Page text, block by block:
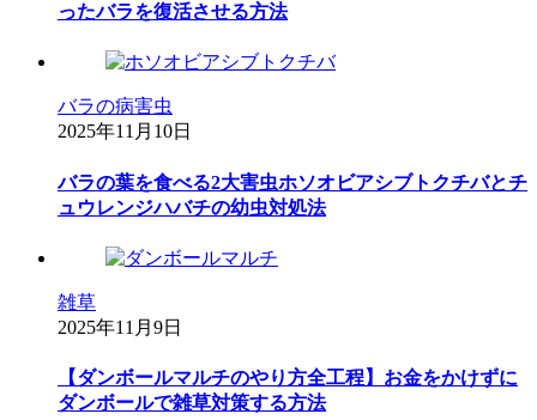
ったバラを復活させる方法
バラの病害虫
2025年11月10日
バラの葉を食べる2大害虫ホソオビアシブトクチバとチ
ュウレンジハバチの幼虫対処法
雑草
2025年11月9日
【ダンボールマルチのやり方全工程】お金をかけずに
ダンボールで雑草対策する方法